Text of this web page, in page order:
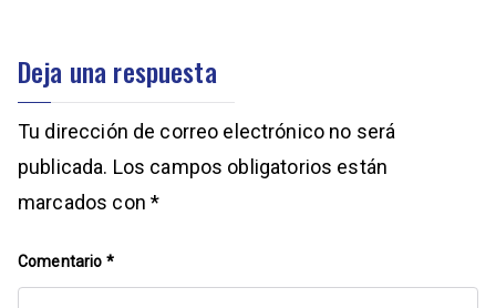
Deja una respuesta
Tu dirección de correo electrónico no será
publicada. Los campos obligatorios están
marcados con *
Comentario *